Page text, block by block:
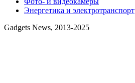
Энергетика и электротранспорт
Gadgets News, 2013-2025